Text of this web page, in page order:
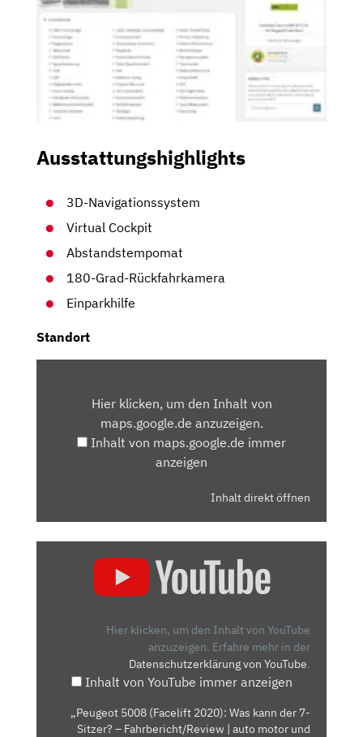
Ausstattungshighlights
3D-Navigationssystem
Virtual Cockpit
Abstandstempomat
180-Grad-Rückfahrkamera
Einparkhilfe
Standort
MAPS.GOOGLE.DEHier klicken, um den Inhalt von
maps.google.de anzuzeigen.
Inhalt von maps.google.de immer
anzeigen
Inhalt direkt öffnen
(FACELIFT
SITZER?
Hier klicken, um den Inhalt von YouTube
anzuzeigen. Erfahre mehr in der
Datenschutzerklärung von YouTube.
Inhalt von YouTube immer anzeigen
„Peugeot 5008 (Facelift 2020): Was kann der 7-
Sitzer? – Fahrbericht/Review | auto motor und